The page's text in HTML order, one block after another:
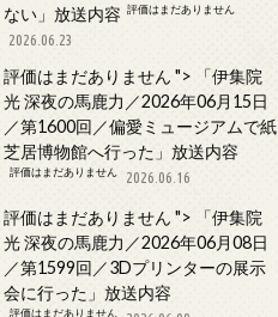
ない」放送内容 評価はまだありません
2026.06.23
評価はまだありません ">
「伊集院
光 深夜の馬鹿力／2026年06月15日
／第1600回／偏愛ミュージアムで紙
芝居博物館へ行った」放送内容
評価はまだありません 2026.06.16
評価はまだありません ">
「伊集院
光 深夜の馬鹿力／2026年06月08日
／第1599回／3Dプリンターの展示
会に行った」放送内容
評価はまだありません